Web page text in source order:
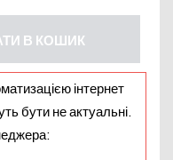
В КОШИК
інтернет
бути не актуальні.